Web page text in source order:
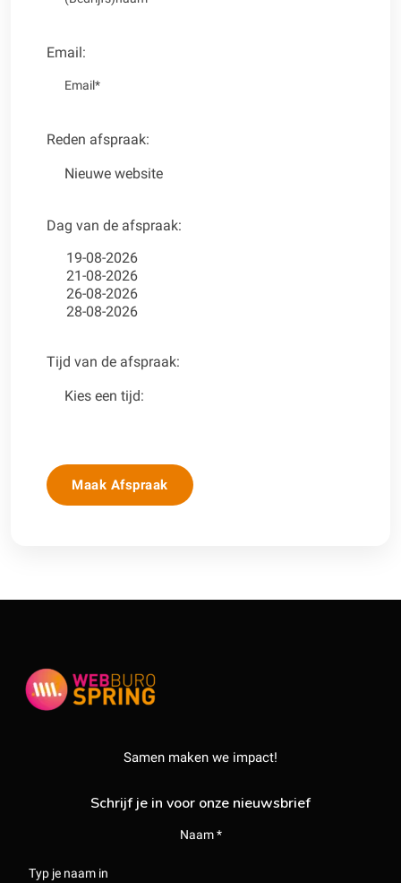
Email:
Reden afspraak:
Dag van de afspraak:
Tijd van de afspraak:
Maak Afspraak
Samen maken we impact!
Schrijf je in voor onze nieuwsbrief
Naam *